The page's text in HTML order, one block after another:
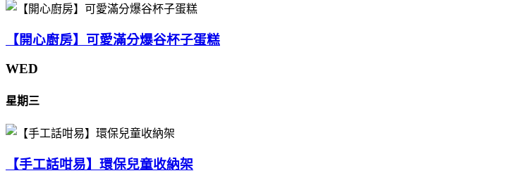
【開心廚房】可愛滿分爆谷杯子蛋糕
WED
星期三
【手工話咁易】環保兒童收納架